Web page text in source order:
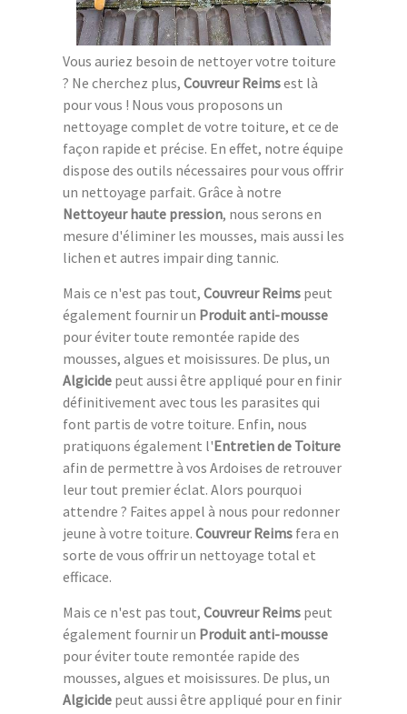
Vous auriez besoin de nettoyer votre toiture
? Ne cherchez plus, Couvreur Reimsest là
pour vous ! Nous vous proposons un
nettoyage complet de votre toiture, et ce de
façon rapide et précise. En effet, notre équipe
dispose des outils nécessaires pour vous offrir
un nettoyage parfait. Grâce à notre
Nettoyeur haute pression, nous serons en
mesure d'éliminer les mousses, mais aussi les
lichen et autres impair ding tannic.
Mais ce n'est pas tout, Couvreur Reims peut
également fournir un Produit anti-mousse
pour éviter toute remontée rapide des
mousses, algues et moisissures. De plus, un
Algicide peut aussi être appliqué pour en finir
définitivement avec tous les parasites qui
font partis de votre toiture. Enfin, nous
pratiquons également l'Entretien de Toiture
afin de permettre à vos Ardoises de retrouver
leur tout premier éclat. Alors pourquoi
attendre ? Faites appel à nous pour redonner
jeune à votre toiture. Couvreur Reims fera en
sorte de vous offrir un nettoyage total et
efficace.
Mais ce n'est pas tout, Couvreur Reims peut
également fournir un Produit anti-mousse
pour éviter toute remontée rapide des
mousses, algues et moisissures. De plus, un
Algicide peut aussi être appliqué pour en finir